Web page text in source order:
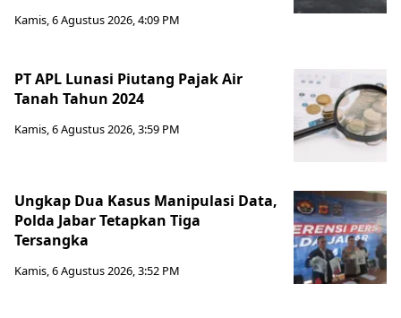
Kamis, 6 Agustus 2026, 4:09 PM
PT APL Lunasi Piutang Pajak Air
Tanah Tahun 2024
Kamis, 6 Agustus 2026, 3:59 PM
Ungkap Dua Kasus Manipulasi Data,
Polda Jabar Tetapkan Tiga
Tersangka
Kamis, 6 Agustus 2026, 3:52 PM